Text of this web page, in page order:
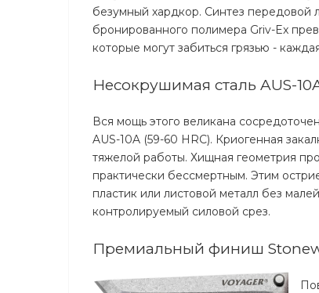
безумный хардкор. Синтез передовой
бронированного полимера Griv-Ex
которые могут забиться грязью -
Несокрушимая сталь AUS-
Вся мощь этого великана
AUS-10A (59-60 HRC). Криогенная
тяжелой работы. Хищная геометрия
практически бессмертным. Этим
пластик или листовой металл без
контролируемый силовой срез.
Премиальный финиш